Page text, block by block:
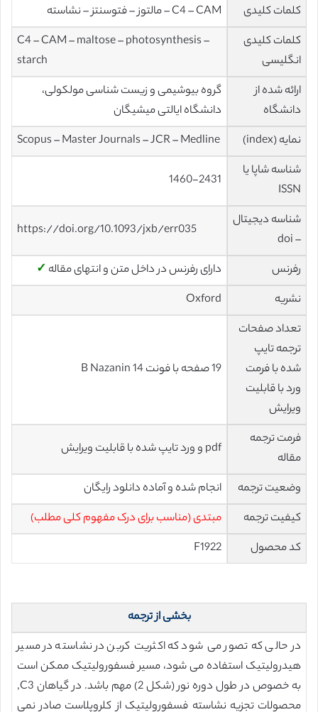
کلمات کلیدی
C4 – CAM – مالتوز – فتوسنتز – نشاسته
کلمات کلیدی
انگلیسی
C4 – CAM – maltose – photosynthesis –
starch
ارائه شده از
دانشگاه
گروه بیوشیمی و زیست شناسی مولکولی،
دانشگاه ایالتی میشیگان
نمایه (index)
Scopus – Master Journals – JCR – Medline
شناسه شاپا یا
ISSN
1460-2431
شناسه دیجیتال
– doi
https://doi.org/10.1093/jxb/err035
رفرنس دارای رفرنس در داخل متن و انتهای مقاله ✓
نشریه
Oxford
تعداد صفحات
ترجمه تایپ
شده با فرمت
ورد با قابلیت
ویرایش
19 صفحه با فونت 14 B Nazanin
فرمت ترجمه
مقاله
pdf و ورد تایپ شده با قابلیت ویرایش
وضعیت ترجمه
انجام شده و آماده دانلود رایگان
کیفیت ترجمه
مبتدی (مناسب برای درک مفهوم کلی مطلب)
کد محصول
F1922
بخشی از ترجمه
در حالی که تصور می شود که اکثریت کربن در نشاسته در مسیر
هیدرولیتیک استفاده می شود، مسیر فسفورولیتیک ممکن است
به خصوص در طول دوره نور (شکل 2) مهم باشد. در گیاهان C3,
محصولات تجزیه نشاسته فسفورولیتیک از کلروپلاست صادر نمی